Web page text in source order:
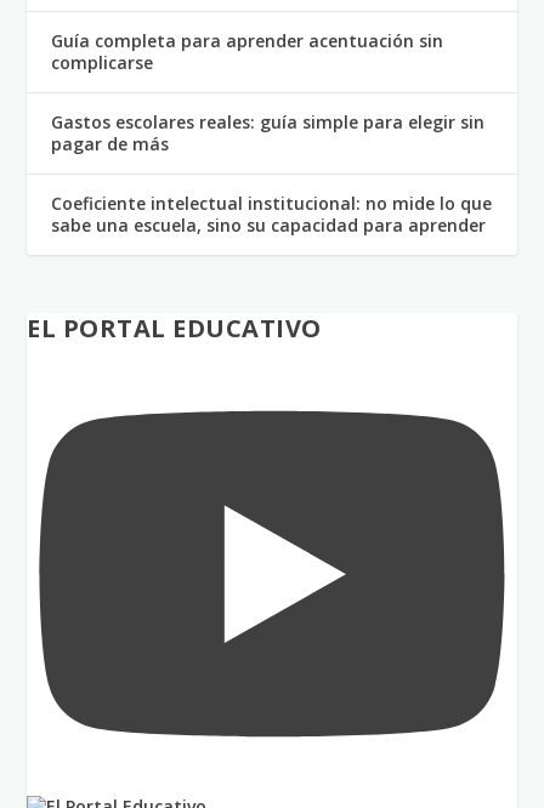
Guía completa para aprender acentuación sin
complicarse
Gastos escolares reales: guía simple para elegir sin
pagar de más
Coeficiente intelectual institucional: no mide lo que
sabe una escuela, sino su capacidad para aprender
EL PORTAL EDUCATIVO